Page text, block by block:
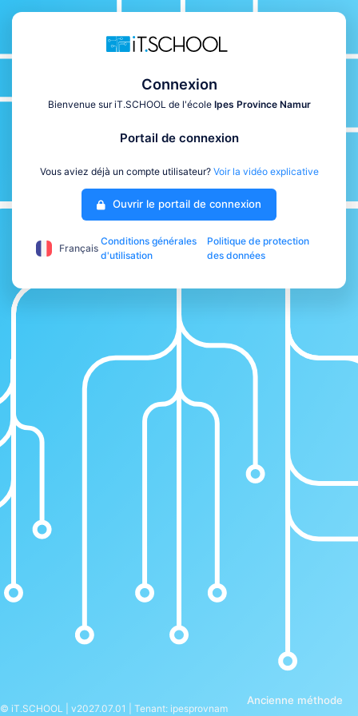
Connexion
Bienvenue sur iT.SCHOOL de l'école Ipes Province Namur
Portail de connexion
Vous aviez déjà un compte utilisateur? Voir la vidéo explicative
Ouvrir le portail de connexion
Français
Conditions générales
d'utilisation
Politique de protection
des données
© iT.SCHOOL | v2027.07.01 | Tenant: ipesprovnam
Ancienne méthode